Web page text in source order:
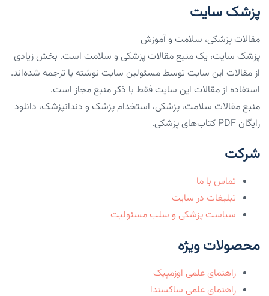
پزشک سایت
مقالات پزشکی، سلامت و آموزش
پزشک سایت، یک منبع مقالات پزشکی و سلامت است. بخش زیادی
از مقالات این سایت توسط مسئولین سایت نوشته یا ترجمه شده‌اند.
استفاده از مقالات این سایت فقط با ذکر منبع مجاز است.
منبع مقالات سلامت، پزشکی، استخدام پزشک و دندانپزشک، دانلود
رایگان PDF کتاب‌های پزشکی.
شرکت
تماس با ما
تبلیغات در سایت
سیاست پزشکی و سلب مسئولیت
محصولات ویژه
راهنمای علمی اوزمپیک
راهنمای علمی ساکسندا